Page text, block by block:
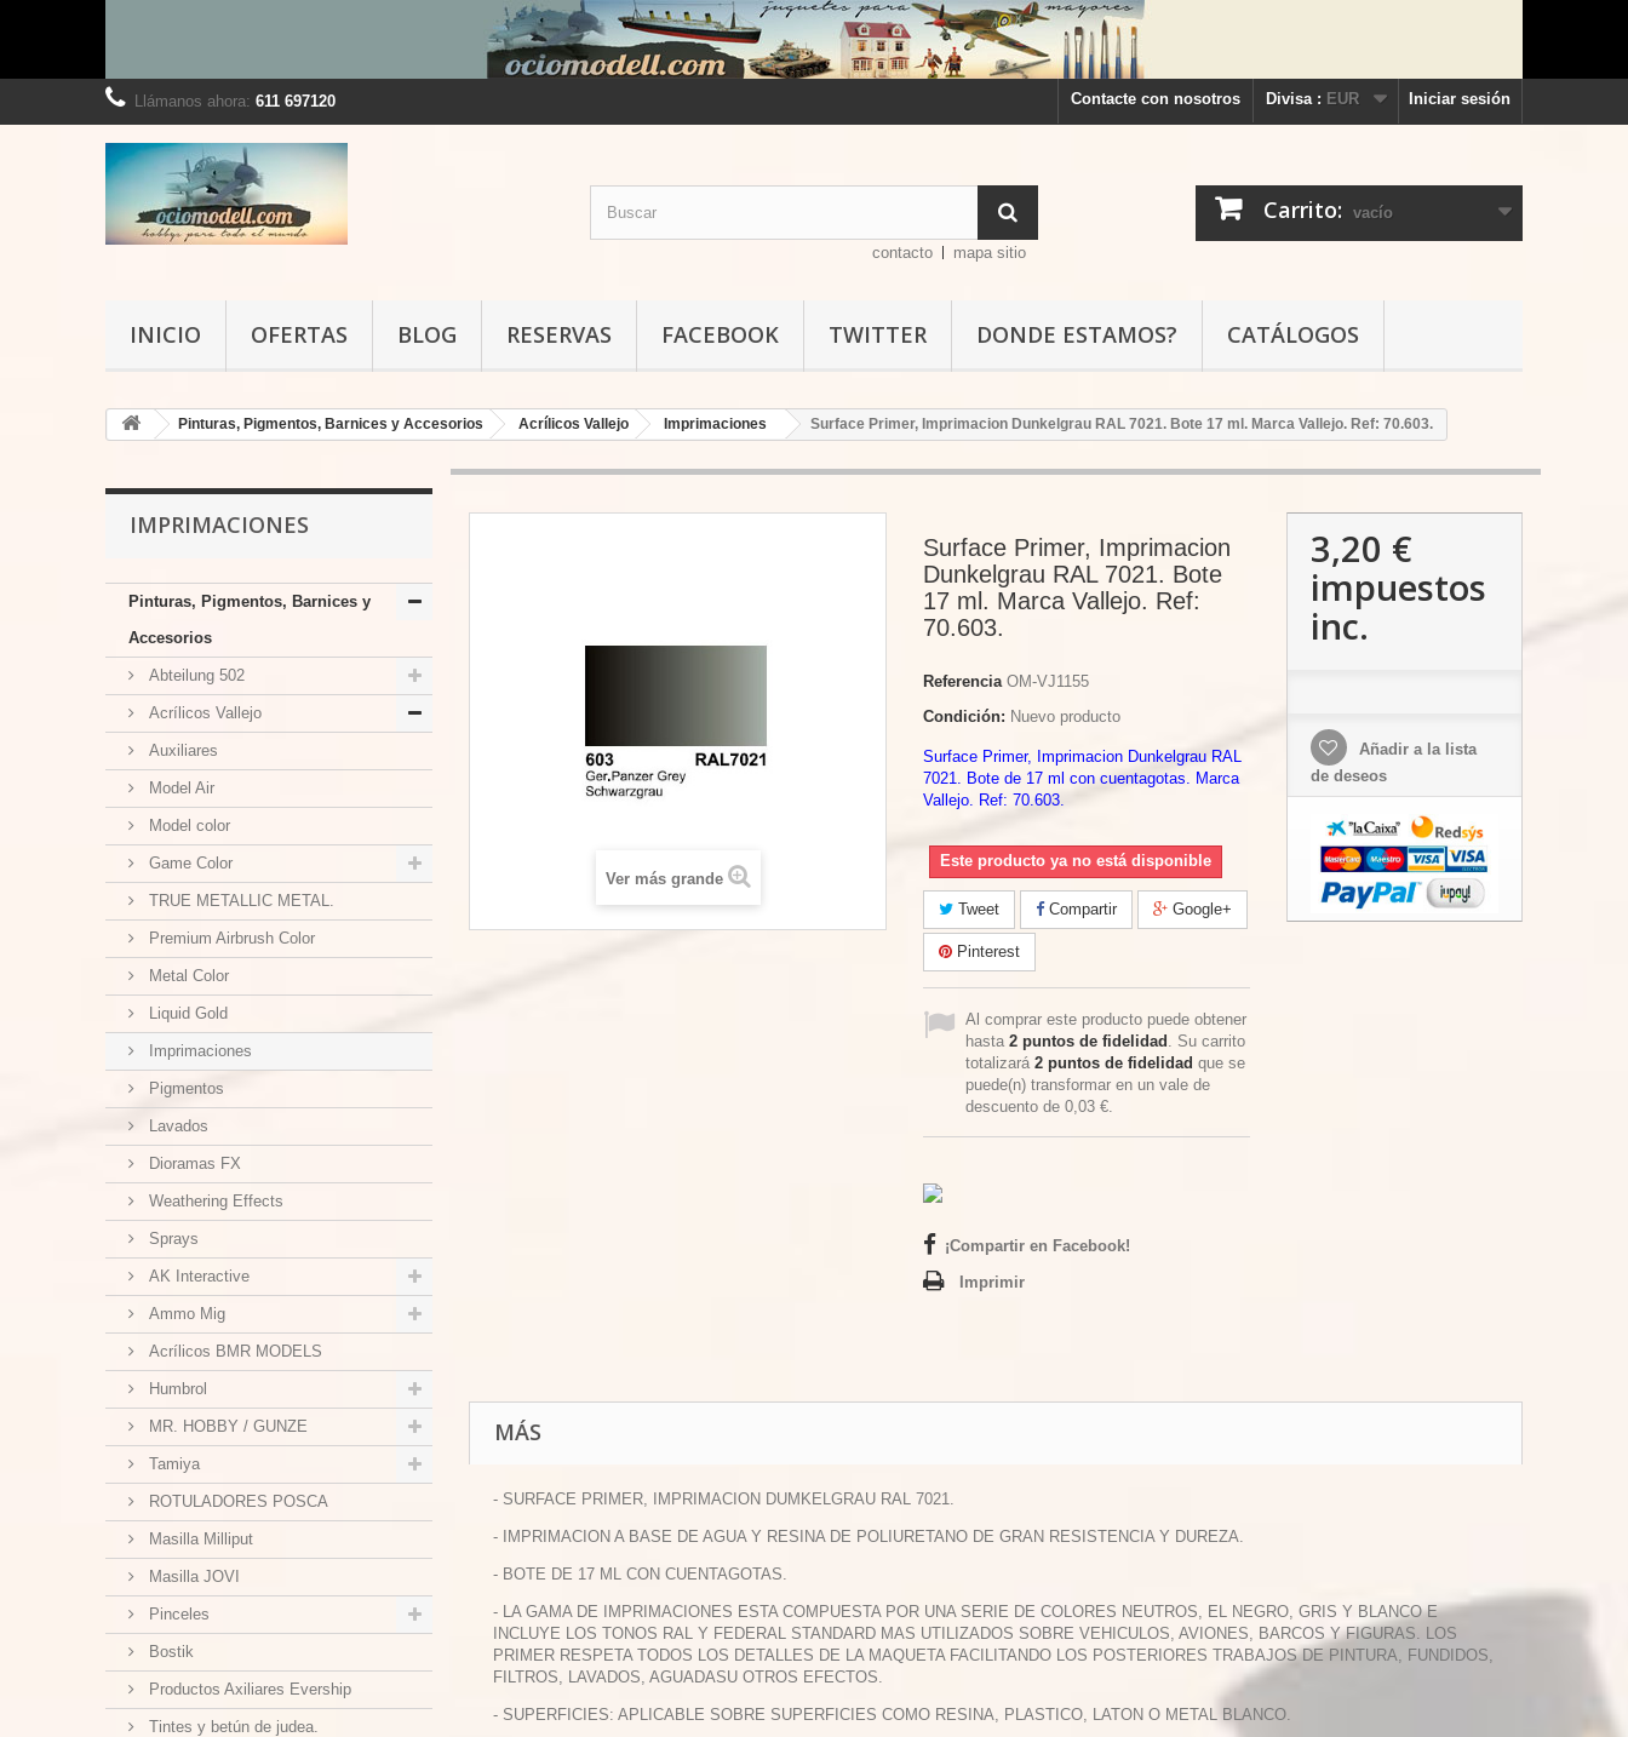
Iniciar sesión
Divisa : EUR
Contacte con nosotros
Llámanos ahora: 611 697120
Carrito: vacío
contacto mapa sitio
INICIO OFERTAS BLOG RESERVAS FACEBOOK TWITTER DONDE ESTAMOS? CATÁLOGOS
Pinturas, Pigmentos, Barnices y Accesorios Acrílicos Vallejo Imprimaciones Surface Primer, Imprimacion Dunkelgrau RAL 7021. Bote 17 ml. Marca Vallejo. Ref: 70.603.
IMPRIMACIONES
Pinturas, Pigmentos, Barnices y
Accesorios
Abteilung 502
Acrílicos Vallejo
Auxiliares
Model Air
Model color
Game Color
TRUE METALLIC METAL.
Premium Airbrush Color
Metal Color
Liquid Gold
Imprimaciones
Pigmentos
Lavados
Dioramas FX
Weathering Effects
Sprays
AK Interactive
Ammo Mig
Acrílicos BMR MODELS
Humbrol
MR. HOBBY / GUNZE
Tamiya
ROTULADORES POSCA
Masilla Milliput
Masilla JOVI
Pinceles
Bostik
Productos Axiliares Evership
Tintes y betún de judea.
Ver más grande
Surface Primer, Imprimacion
Dunkelgrau RAL 7021. Bote
17 ml. Marca Vallejo. Ref:
70.603.
Referencia OM-VJ1155
Condición: Nuevo producto
Surface Primer, Imprimacion Dunkelgrau RAL
7021. Bote de 17 ml con cuentagotas. Marca
Vallejo. Ref: 70.603.
Este producto ya no está disponible
Tweet Compartir Google+
Pinterest
Al comprar este producto puede obtener
hasta 2 puntos de fidelidad . Su carrito
totalizará 2 puntos de fidelidad que se
puede(n) transformar en un vale de
descuento de 0,03 €.
¡Compartir en Facebook!
Imprimir
3,20 €
impuestos
inc.
Añadir a la lista
de deseos
MÁS
- SURFACE PRIMER, IMPRIMACION DUMKELGRAU RAL 7021.
- IMPRIMACION A BASE DE AGUA Y RESINA DE POLIURETANO DE GRAN RESISTENCIA Y DUREZA.
- BOTE DE 17 ML CON CUENTAGOTAS.
- LA GAMA DE IMPRIMACIONES ESTA COMPUESTA POR UNA SERIE DE COLORES NEUTROS, EL NEGRO, GRIS Y BLANCO E
INCLUYE LOS TONOS RAL Y FEDERAL STANDARD MAS UTILIZADOS SOBRE VEHICULOS, AVIONES, BARCOS Y FIGURAS. LOS
PRIMER RESPETA TODOS LOS DETALLES DE LA MAQUETA FACILITANDO LOS POSTERIORES TRABAJOS DE PINTURA, FUNDIDOS,
FILTROS, LAVADOS, AGUADASU OTROS EFECTOS.
- SUPERFICIES: APLICABLE SOBRE SUPERFICIES COMO RESINA, PLASTICO, LATON O METAL BLANCO.